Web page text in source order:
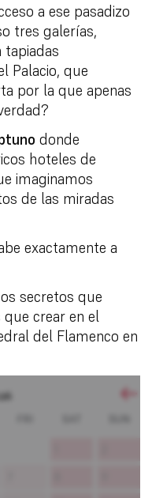
a ese pasadizo
tres galerías,
tapiadas
Palacio, que
por la que apenas
donde
hoteles de
imaginamos
de las miradas
exactamente a
secretos que
crear en el
del Flamenco en